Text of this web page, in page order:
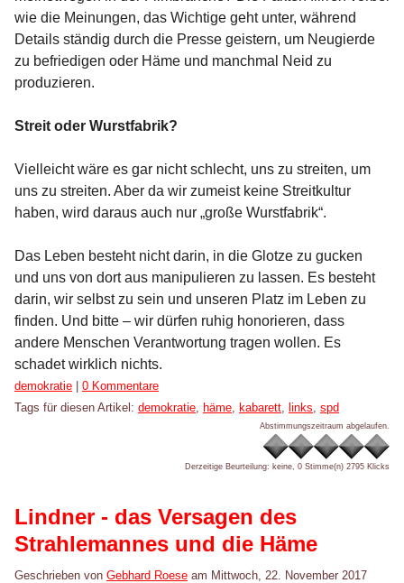
wie die Meinungen, das Wichtige geht unter, während
Details ständig durch die Presse geistern, um Neugierde
zu befriedigen oder Häme und manchmal Neid zu
produzieren.
Streit oder Wurstfabrik?
Vielleicht wäre es gar nicht schlecht, uns zu streiten, um
uns zu streiten. Aber da wir zumeist keine Streitkultur
haben, wird daraus auch nur „große Wurstfabrik“.
Das Leben besteht nicht darin, in die Glotze zu gucken
und uns von dort aus manipulieren zu lassen. Es besteht
darin, wir selbst zu sein und unseren Platz im Leben zu
finden. Und bitte – wir dürfen ruhig honorieren, dass
andere Menschen Verantwortung tragen wollen. Es
schadet wirklich nichts.
Kategorien:
demokratie
0 Kommentare
Tags für diesen Artikel: demokratie häme kabarett links spd
Abstimmungszeitraum abgelaufen.
Derzeitige Beurteilung: keine, 0 Stimme(n) 2795 Klicks
Lindner - das Versagen des
Strahlemannes und die Häme
Geschrieben von Gebhard Roese am Mittwoch, 22. November 2017